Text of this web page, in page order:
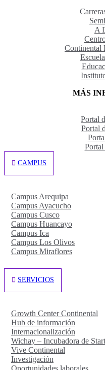
A
Continental
MÁS
Portal
Portal
Portal
CAMPUS
Campus Arequipa
Campus Ayacucho
Campus Cusco
Campus Huancayo
Campus Ica
Campus Los Olivos
Campus Miraflores
SERVICIOS
Growth Center Continental
Hub de información
Internacionalización
Wichay – Incubadora de
Vive Continental
Investigación